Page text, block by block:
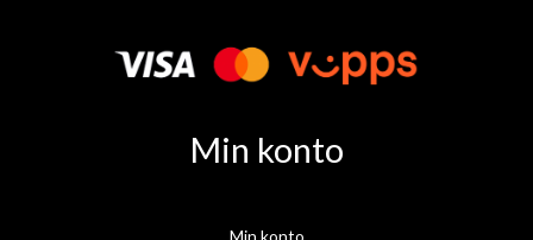
b
o
g
m
Min konto
Min konto